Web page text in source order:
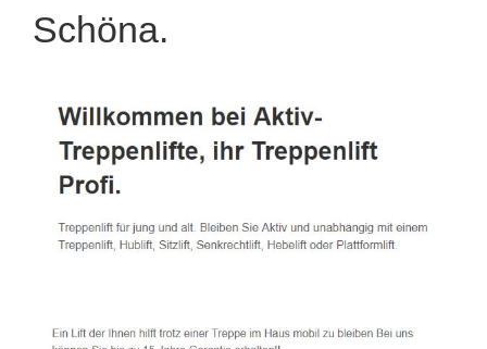
Schöna.